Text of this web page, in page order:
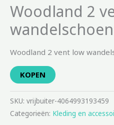
Woodland 2
wandelschoen
Woodland 2 vent low
KOPEN
SKU: vrijbuiter-4064993193459
Categorieën: Kleding en